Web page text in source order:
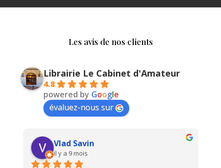
Les avis de nos clients
Librairie Le Cabinet d'Amateur
4.8
powered by Google
évaluez-nous sur
Vlad Savin
il y a 9 mois